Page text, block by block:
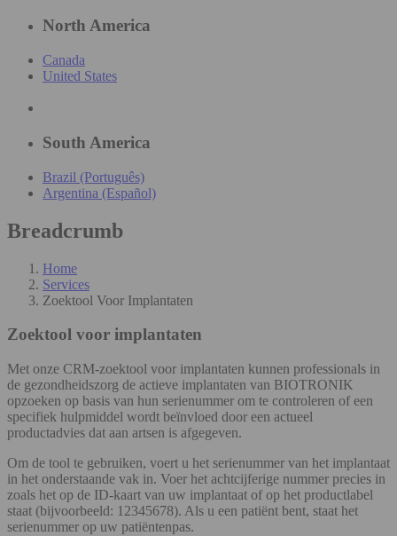
North America
Canada
United States
South America
Brazil (Português)
Argentina (Español)
Breadcrumb
Home
Services
Zoektool Voor Implantaten
Zoektool voor implantaten
Met onze CRM-zoektool voor implantaten kunnen professionals in
de gezondheidszorg de actieve implantaten van BIOTRONIK
opzoeken op basis van hun serienummer om te controleren of een
specifiek hulpmiddel wordt beïnvloed door een actueel
productadvies dat aan artsen is afgegeven.
Om de tool te gebruiken, voert u het serienummer van het implantaat
in het onderstaande vak in. Voer het achtcijferige nummer precies in
zoals het op de ID-kaart van uw implantaat of op het productlabel
staat (bijvoorbeeld: 12345678). Als u een patiënt bent, staat het
serienummer op uw patiëntenpas.